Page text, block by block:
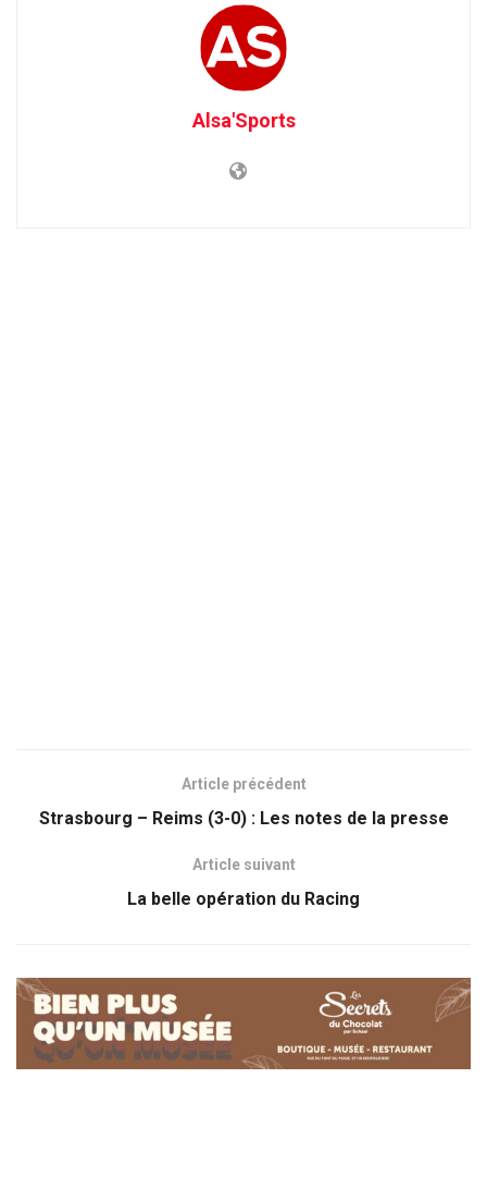
Alsa'Sports
Article précédent
Strasbourg – Reims (3-0) : Les notes de la presse
Article suivant
La belle opération du Racing